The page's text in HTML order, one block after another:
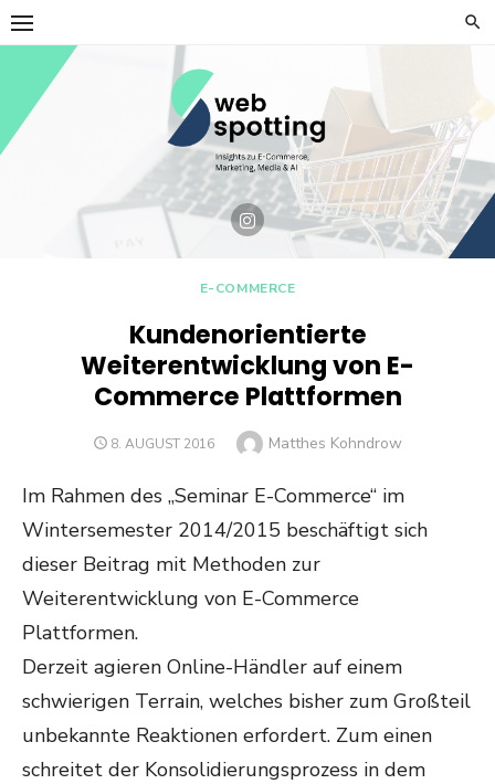
Skip
to
content
E-COMMERCE
Kundenorientierte
Weiterentwicklung von E-
Commerce Plattformen
POSTED
8. AUGUST 2016 Author
Matthes Kohndrow
Im Rahmen des „Seminar E-Commerce“ im
Wintersemester 2014/2015 beschäftigt sich
dieser Beitrag mit Methoden zur
Weiterentwicklung von E-Commerce
Plattformen.
Derzeit agieren Online-Händler auf einem
schwierigen Terrain, welches bisher zum Großteil
unbekannte Reaktionen erfordert. Zum einen
schreitet der Konsolidierungsprozess in dem